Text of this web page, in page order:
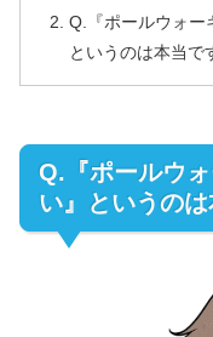
Q.『ポールウォー
というのは本当で
Q.『ポールウ
い』というの